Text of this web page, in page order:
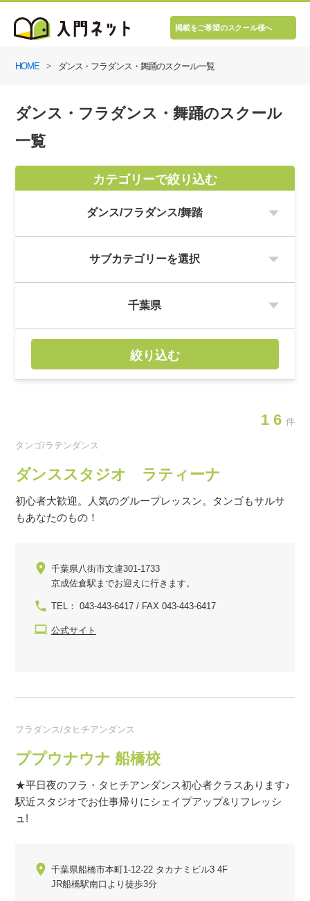
掲載をご希望のスクール様へ
HOME ダンス・フラダンス・舞踊のスクール一覧
ダンス・フラダンス・舞踊のスクール
一覧
カテゴリーで絞り込む
絞り込む
16 件
タンゴ/ラテンダンス
ダンススタジオ ラティーナ
初心者大歓迎。人気のグループレッスン。タンゴもサルサ
もあなたのもの！
千葉県八街市文違301-1733
京成佐倉駅までお迎えに行きます。
TEL： 043-443-6417 / FAX 043-443-6417
公式サイト
フラダンス/タヒチアンダンス
ププウナウナ 船橋校
★平日夜のフラ・タヒチアンダンス初心者クラスあります♪
駅近スタジオでお仕事帰りにシェイプアップ&リフレッシ
ュ!
千葉県船橋市本町1-12-22 タカナミビル3 4F
JR船橋駅南口より徒歩3分